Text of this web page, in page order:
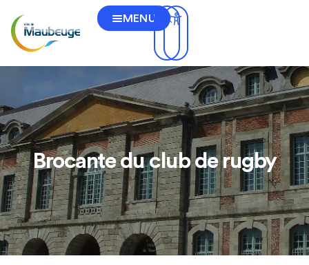
MENU
Brocante du club de rugby